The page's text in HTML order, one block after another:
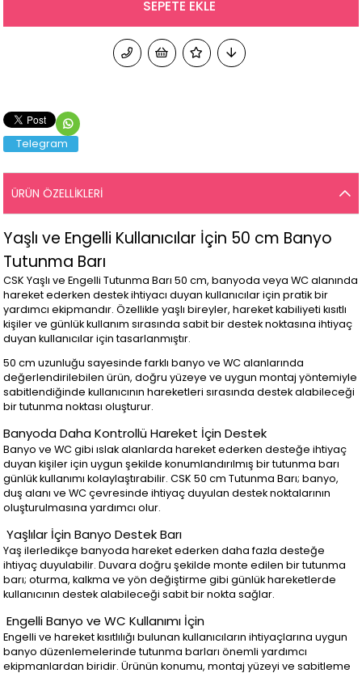
Telegram
ÜRÜN ÖZELLIKLERI
Yaşlı ve Engelli Kullanıcılar İçin 50 cm Banyo
Tutunma Barı
CSK Yaşlı ve Engelli Tutunma Barı 50 cm, banyoda veya WC alanında
hareket ederken destek ihtiyacı duyan kullanıcılar için pratik bir
yardımcı ekipmandır. Özellikle yaşlı bireyler, hareket kabiliyeti kısıtlı
kişiler ve günlük kullanım sırasında sabit bir destek noktasına ihtiyaç
duyan kullanıcılar için tasarlanmıştır.
50 cm uzunluğu sayesinde farklı banyo ve WC alanlarında
değerlendirilebilen ürün, doğru yüzeye ve uygun montaj yöntemiyle
sabitlendiğinde kullanıcının hareketleri sırasında destek alabileceği
bir tutunma noktası oluşturur.
Banyoda Daha Kontrollü Hareket İçin Destek
Banyo ve WC gibi ıslak alanlarda hareket ederken desteğe ihtiyaç
duyan kişiler için uygun şekilde konumlandırılmış bir tutunma barı
günlük kullanımı kolaylaştırabilir. CSK 50 cm Tutunma Barı; banyo,
duş alanı ve WC çevresinde ihtiyaç duyulan destek noktalarının
oluşturulmasına yardımcı olur.
Yaşlılar İçin Banyo Destek Barı
Yaş ilerledikçe banyoda hareket ederken daha fazla desteğe
ihtiyaç duyulabilir. Duvara doğru şekilde monte edilen bir tutunma
barı; oturma, kalkma ve yön değiştirme gibi günlük hareketlerde
kullanıcının destek alabileceği sabit bir nokta sağlar.
Engelli Banyo ve WC Kullanımı İçin
Engelli ve hareket kısıtlılığı bulunan kullanıcıların ihtiyaçlarına uygun
banyo düzenlemelerinde tutunma barları önemli yardımcı
ekipmanlardan biridir. Ürünün konumu, montaj yüzeyi ve sabitleme